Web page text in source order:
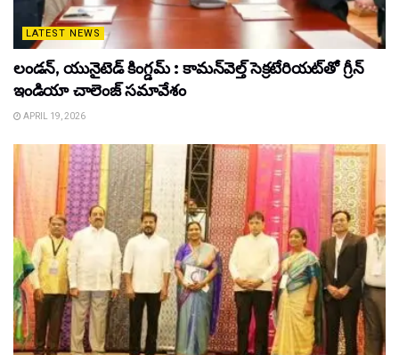
LATEST NEWS
లండన్, యునైటెడ్ కింగ్డమ్ : కామన్‌వెల్త్ సెక్రటేరియట్‌తో గ్రీన్
ఇండియా చాలెంజ్ సమావేశం
APRIL 19, 2026